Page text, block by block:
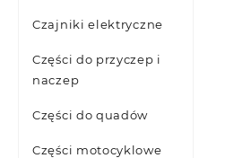
Czajniki elektryczne
Części do przyczep i
naczep
Części do quadów
Części motocyklowe